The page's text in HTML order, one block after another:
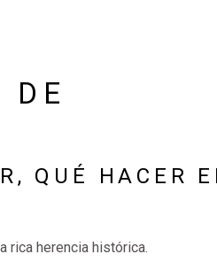
DE
QUÉ HACER
rica herencia histórica.